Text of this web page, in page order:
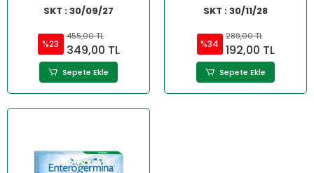
SKT : 30/09/27
%23
455,00 TL
349,00 TL
Sepete Ekle
SKT : 30/11/28
%34
289,00 TL
192,00 TL
Sepete Ekle